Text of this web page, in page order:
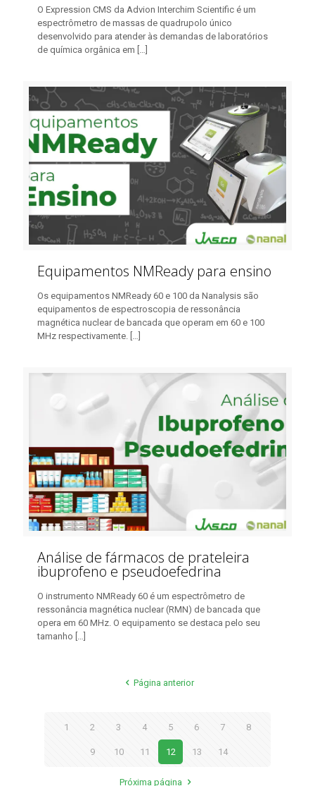
O Expression CMS da Advion Interchim Scientific é um
espectrômetro de massas de quadrupolo único
desenvolvido para atender às demandas de laboratórios
de química orgânica em […]
Equipamentos NMReady para ensino
Os equipamentos NMReady 60 e 100 da Nanalysis são
equipamentos de espectroscopia de ressonância
magnética nuclear de bancada que operam em 60 e 100
MHz respectivamente.
Análise de fármacos de prateleira
ibuprofeno e pseudoefedrina
O instrumento NMReady 60 é um espectrômetro de
ressonância magnética nuclear (RMN) de bancada que
opera em 60 MHz. O equipamento se destaca pelo seu
tamanho […]
Página anterior
1 2 3 4 5 6 7 8
9 10 11 12 13 14
Próxima página